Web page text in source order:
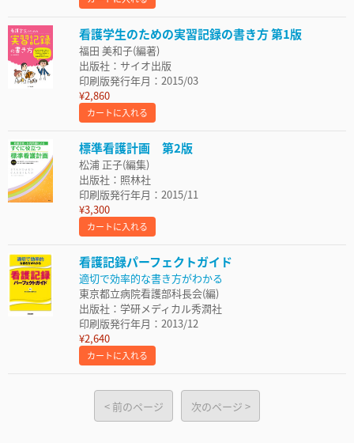
看護学生のための実習記録の書き方 第1版
福田 美和子(編著)
出版社：サイオ出版
印刷版発行年月：2015/03
¥2,860
カートに入れる
標準看護計画 第2版
松浦 正子(編集)
出版社：照林社
印刷版発行年月：2015/11
¥3,300
カートに入れる
看護記録パーフェクトガイド
適切で効率的な書き方がわかる
東京都立病院看護部科長会(編)
出版社：学研メディカル秀潤社
印刷版発行年月：2013/12
¥2,640
カートに入れる
前のページ 次のページ